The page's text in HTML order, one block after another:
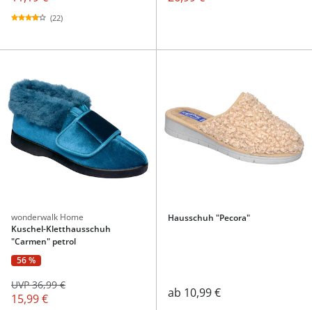
(22)
wonderwalk Home
Kuschel-Kletthausschuh
"Carmen" petrol
56 %
15,99 €
UVP 36,99 €
Hausschuh "Pecora"
ab 10,99 €